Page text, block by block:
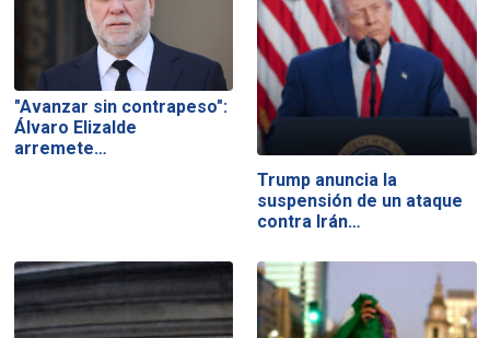
"Avanzar sin contrapeso":
Álvaro Elizalde
arremete…
Trump anuncia la
suspensión de un ataque
contra Irán…